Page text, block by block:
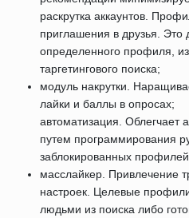
раскрутка аккаунтов.
приглашения в друзья. Это
определенного профиля,
таргетингового поиска;
модуль накрутки.
лайки и баллы в опросах;
автоматизация. Облегчает
путем программирования
заблокированных
масслайкер. Привлечение
настроек. Целевые
людьми из поиска либо